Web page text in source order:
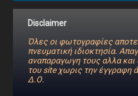
Disclaimer
Όλες οι φωτογραφίες
πνευματική ιδιοκτησία.
αναπαραγωγη τους αλλα
του site χωρις την έγγραφη
Δ.Ο.